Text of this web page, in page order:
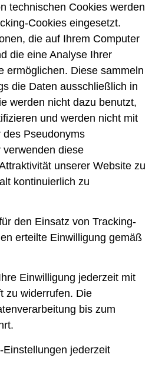
technischen Cookies werden
Cookies eingesetzt.
die auf Ihrem Computer
die eine Analyse Ihrer
ermöglichen. Diese sammeln
die Daten ausschließlich in
werden nicht dazu benutzt,
und werden nicht mit
des Pseudonyms
diese
unserer Website zu
kontinuierlich zu
den Einsatz von Tracking-
erteilte Einwilligung gemäß
Einwilligung jederzeit mit
zu widerrufen. Die
bis zum
jederzeit